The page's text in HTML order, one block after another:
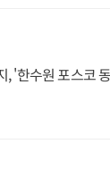
, '한수원 포스코